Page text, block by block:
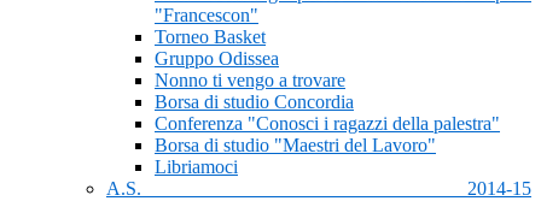
"Francescon"
Torneo Basket
Gruppo Odissea
Nonno ti vengo a trovare
Borsa di studio Concordia
Conferenza "Conosci i ragazzi della palestra"
Borsa di studio "Maestri del Lavoro"
Libriamoci
A.S. 2014-15